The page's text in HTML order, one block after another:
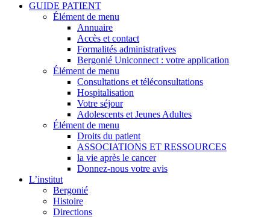
GUIDE PATIENT
Élément de menu
Annuaire
Accès et contact
Formalités administratives
Bergonié Uniconnect : votre application
Élément de menu
Consultations et téléconsultations
Hospitalisation
Votre séjour
Adolescents et Jeunes Adultes
Élément de menu
Droits du patient
ASSOCIATIONS ET RESSOURCES
la vie après le cancer
Donnez-nous votre avis
L’institut
Bergonié
Histoire
Directions